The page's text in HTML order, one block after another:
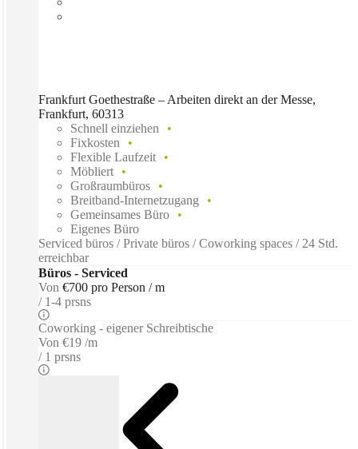
Frankfurt Goethestraße – Arbeiten direkt an der Messe,
Frankfurt, 60313
Schnell einziehen
Fixkosten
Flexible Laufzeit
Möbliert
Großraumbüros
Breitband-Internetzugang
Gemeinsames Büro
Eigenes Büro
Serviced büros / Private büros / Coworking spaces / 24 Std.
erreichbar
Büros - Serviced
Von €700 pro Person / m
1-4 prsns
Coworking - eigener Schreibtische
Von €19 /m
1 prsns